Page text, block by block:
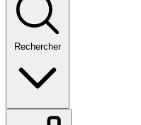
Rechercher